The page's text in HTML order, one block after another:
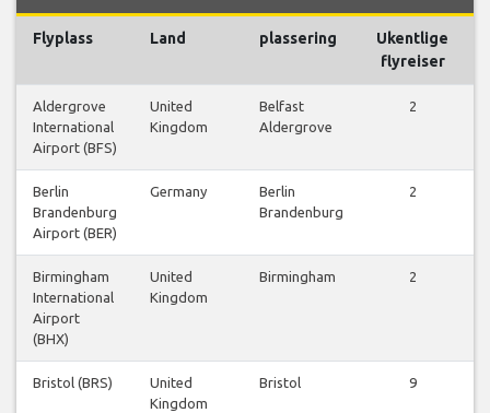
Flyplass Land plassering
Ukentlige
flyreiser
Aldergrove
International
Airport (BFS)
United
Kingdom
Belfast
Aldergrove
2
Berlin
Brandenburg
Airport (BER)
Germany
Berlin
Brandenburg
2
Birmingham
International
Airport
(BHX)
United
Kingdom
Birmingham
2
Bristol (BRS)
United
Kingdom
Bristol
9